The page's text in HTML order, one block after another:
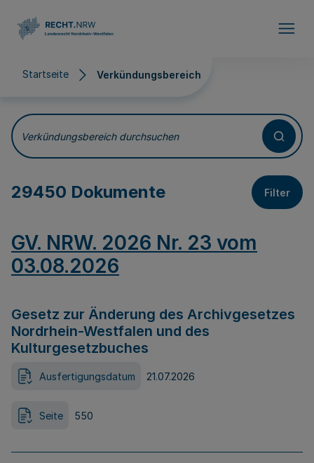
Startseite Verkündungsbereich
Verkündungsbereich
Verkündungsbereich durchsuchen
29450 Dokumente Filter
GV. NRW. 2026 Nr. 23 vom
03.08.2026
Gesetz zur Änderung des Archivgesetzes
Nordrhein-Westfalen und des
Kulturgesetzbuches
Ausfertigungsdatum 21.07.2026
Seite 550